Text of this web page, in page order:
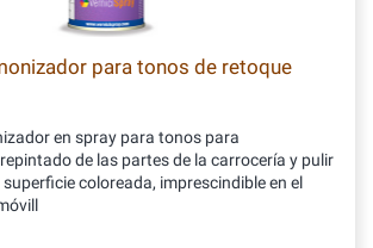
para tonos de retoque
en spray para tonos para
de las partes de la carrocería y pulir
coloreada, imprescindible en el